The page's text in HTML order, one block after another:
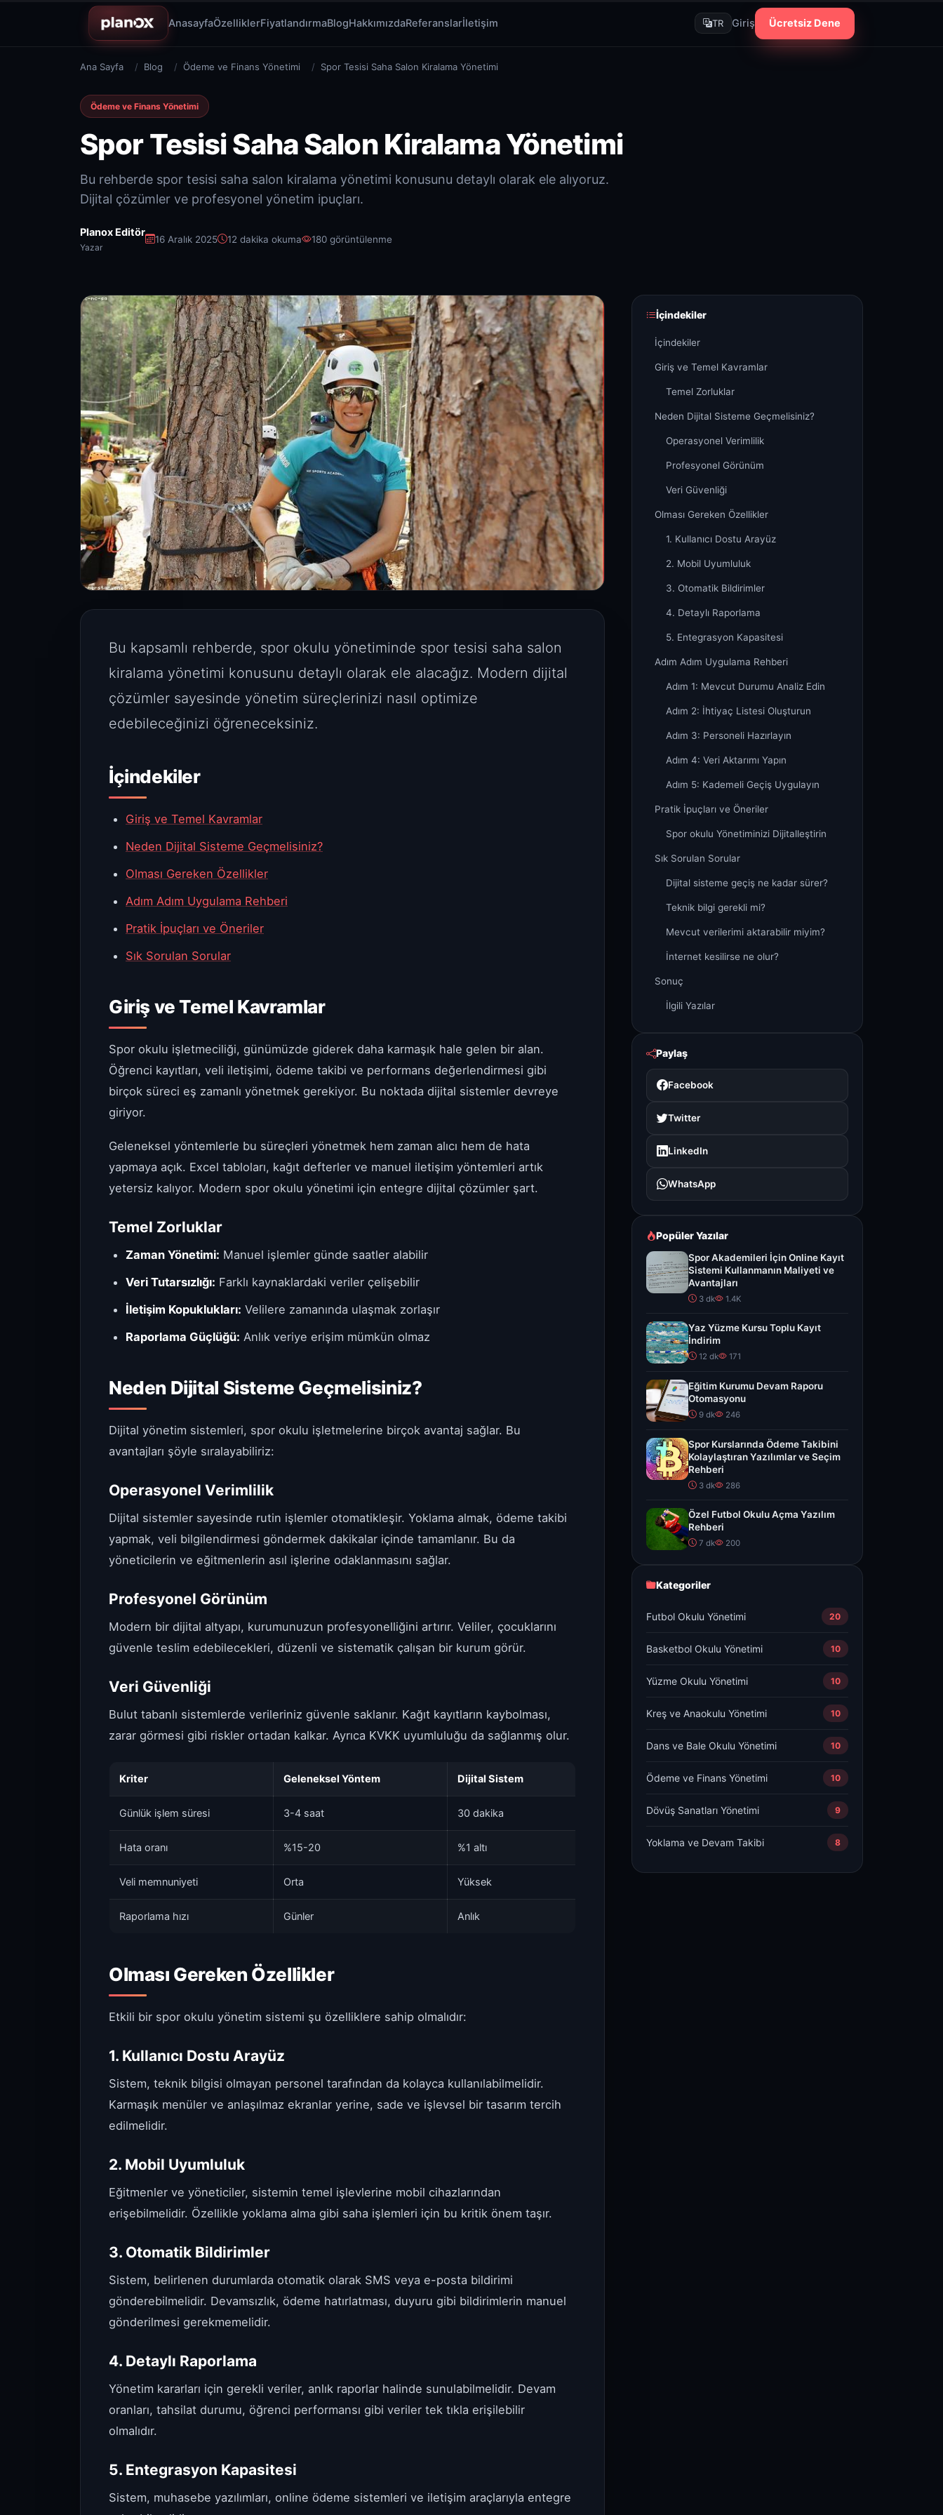
AnasayfaÖzelliklerFiyatlandırmaBlogHakkımızdaReferanslarİletişim TR Giriş Ücretsiz Dene
Ana Sayfa Blog Ödeme ve Finans Yönetimi Spor Tesisi Saha Salon Kiralama Yönetimi
Ödeme ve Finans Yönetimi
Spor Tesisi Saha Salon Kiralama Yönetimi
Bu rehberde spor tesisi saha salon kiralama yönetimi konusunu detaylı olarak ele alıyoruz.
Dijital çözümler ve profesyonel yönetim ipuçları.
Planox Editör
Yazar
16 Aralık 2025 12 dakika okuma 180 görüntülenme
Bu kapsamlı rehberde, spor okulu yönetiminde spor tesisi saha salon
kiralama yönetimi konusunu detaylı olarak ele alacağız. Modern dijital
çözümler sayesinde yönetim süreçlerinizi nasıl optimize
edebileceğinizi öğreneceksiniz.
İçindekiler
Giriş ve Temel Kavramlar
Neden Dijital Sisteme Geçmelisiniz?
Olması Gereken Özellikler
Adım Adım Uygulama Rehberi
Pratik İpuçları ve Öneriler
Sık Sorulan Sorular
Giriş ve Temel Kavramlar
Spor okulu işletmeciliği, günümüzde giderek daha karmaşık hale gelen bir alan.
Öğrenci kayıtları, veli iletişimi, ödeme takibi ve performans değerlendirmesi gibi
birçok süreci eş zamanlı yönetmek gerekiyor. Bu noktada dijital sistemler devreye
giriyor.
Geleneksel yöntemlerle bu süreçleri yönetmek hem zaman alıcı hem de hata
yapmaya açık. Excel tabloları, kağıt defterler ve manuel iletişim yöntemleri artık
yetersiz kalıyor. Modern spor okulu yönetimi için entegre dijital çözümler şart.
Temel Zorluklar
Zaman Yönetimi: Manuel işlemler günde saatler alabilir
Veri Tutarsızlığı: Farklı kaynaklardaki veriler çelişebilir
İletişim Kopuklukları: Velilere zamanında ulaşmak zorlaşır
Raporlama Güçlüğü: Anlık veriye erişim mümkün olmaz
Neden Dijital Sisteme Geçmelisiniz?
Dijital yönetim sistemleri, spor okulu işletmelerine birçok avantaj sağlar. Bu
avantajları şöyle sıralayabiliriz:
Operasyonel Verimlilik
Dijital sistemler sayesinde rutin işlemler otomatikleşir. Yoklama almak, ödeme takibi
yapmak, veli bilgilendirmesi göndermek dakikalar içinde tamamlanır. Bu da
yöneticilerin ve eğitmenlerin asıl işlerine odaklanmasını sağlar.
Profesyonel Görünüm
Modern bir dijital altyapı, kurumunuzun profesyonelliğini artırır. Veliler, çocuklarını
güvenle teslim edebilecekleri, düzenli ve sistematik çalışan bir kurum görür.
Veri Güvenliği
Bulut tabanlı sistemlerde verileriniz güvenle saklanır. Kağıt kayıtların kaybolması,
zarar görmesi gibi riskler ortadan kalkar. Ayrıca KVKK uyumluluğu da sağlanmış olur.
Kriter Geleneksel Yöntem Dijital Sistem
Günlük işlem süresi 3-4 saat 30 dakika
Hata oranı %15-20 %1 altı
Veli memnuniyeti Orta Yüksek
Raporlama hızı Günler Anlık
Olması Gereken Özellikler
Etkili bir spor okulu yönetim sistemi şu özelliklere sahip olmalıdır:
1. Kullanıcı Dostu Arayüz
Sistem, teknik bilgisi olmayan personel tarafından da kolayca kullanılabilmelidir.
Karmaşık menüler ve anlaşılmaz ekranlar yerine, sade ve işlevsel bir tasarım tercih
edilmelidir.
2. Mobil Uyumluluk
Eğitmenler ve yöneticiler, sistemin temel işlevlerine mobil cihazlarından
erişebilmelidir. Özellikle yoklama alma gibi saha işlemleri için bu kritik önem taşır.
3. Otomatik Bildirimler
Sistem, belirlenen durumlarda otomatik olarak SMS veya e-posta bildirimi
gönderebilmelidir. Devamsızlık, ödeme hatırlatması, duyuru gibi bildirimlerin manuel
gönderilmesi gerekmemelidir.
4. Detaylı Raporlama
Yönetim kararları için gerekli veriler, anlık raporlar halinde sunulabilmelidir. Devam
oranları, tahsilat durumu, öğrenci performansı gibi veriler tek tıkla erişilebilir
olmalıdır.
5. Entegrasyon Kapasitesi
Sistem, muhasebe yazılımları, online ödeme sistemleri ve iletişim araçlarıyla entegre
İçindekiler
İçindekiler
Giriş ve Temel Kavramlar
Temel Zorluklar
Neden Dijital Sisteme Geçmelisiniz?
Operasyonel Verimlilik
Profesyonel Görünüm
Veri Güvenliği
Olması Gereken Özellikler
1. Kullanıcı Dostu Arayüz
2. Mobil Uyumluluk
3. Otomatik Bildirimler
4. Detaylı Raporlama
5. Entegrasyon Kapasitesi
Adım Adım Uygulama Rehberi
Adım 1: Mevcut Durumu Analiz Edin
Adım 2: İhtiyaç Listesi Oluşturun
Adım 3: Personeli Hazırlayın
Adım 4: Veri Aktarımı Yapın
Adım 5: Kademeli Geçiş Uygulayın
Pratik İpuçları ve Öneriler
Spor okulu Yönetiminizi Dijitalleştirin
Sık Sorulan Sorular
Dijital sisteme geçiş ne kadar sürer?
Teknik bilgi gerekli mi?
Mevcut verilerimi aktarabilir miyim?
İnternet kesilirse ne olur?
Sonuç
İlgili Yazılar
Paylaş
Facebook
Twitter
LinkedIn
WhatsApp
Popüler Yazılar
Spor Akademileri İçin Online Kayıt
Sistemi Kullanmanın Maliyeti ve
Avantajları
3 dk 1.4K
Yaz Yüzme Kursu Toplu Kayıt
İndirim
12 dk 171
Eğitim Kurumu Devam Raporu
Otomasyonu
9 dk 246
Spor Kurslarında Ödeme Takibini
Kolaylaştıran Yazılımlar ve Seçim
Rehberi
3 dk 286
Özel Futbol Okulu Açma Yazılım
Rehberi
7 dk 200
Kategoriler
Futbol Okulu Yönetimi 20
Basketbol Okulu Yönetimi 10
Yüzme Okulu Yönetimi 10
Kreş ve Anaokulu Yönetimi 10
Dans ve Bale Okulu Yönetimi 10
Ödeme ve Finans Yönetimi 10
Dövüş Sanatları Yönetimi 9
Yoklama ve Devam Takibi 8